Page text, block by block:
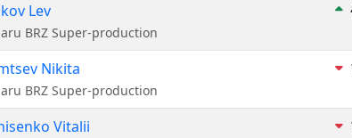
Lev
BRZ Super-production
Nikita
BRZ Super-production
Vitalii